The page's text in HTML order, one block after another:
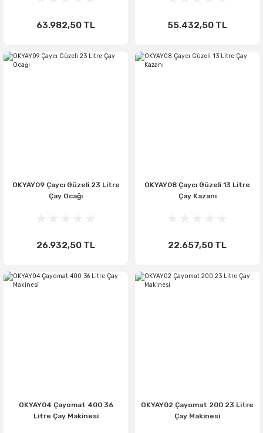
63.982,50 TL 55.432,50 TL
OKYAY09 Çaycı Güzeli 23 Litre
Çay Ocağı
26.932,50 TL
OKYAY08 Çaycı Güzeli 13 Litre
Çay Kazanı
22.657,50 TL
OKYAY04 Çayomat 400 36
Litre Çay Makinesi
OKYAY02 Çayomat 200 23 Litre
Çay Makinesi